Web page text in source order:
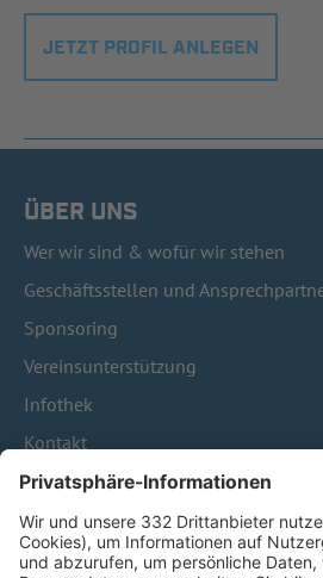
JETZT PROFIL ANLEGEN
ÜBER UNS
Wer wir sind & wofür wir stehen
Geschäftsstellen und
Sponsoring
Vereinsunterstützung
Infothek
Kontakt
HÄUFIG BESUCHTE SEITEN
Pässe und Vereinswechsel